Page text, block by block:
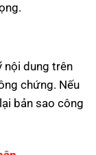
nội dung trên
chứng. Nếu
bản sao công